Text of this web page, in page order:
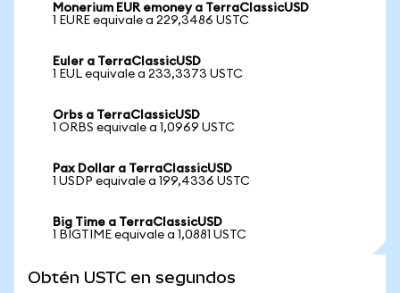
Monerium EUR emoney a TerraClassicUSD
1 EURE equivale a 229,3486 USTC
Euler a TerraClassicUSD
1 EUL equivale a 233,3373 USTC
Orbs a TerraClassicUSD
1 ORBS equivale a 1,0969 USTC
Pax Dollar a TerraClassicUSD
1 USDP equivale a 199,4336 USTC
Big Time a TerraClassicUSD
1 BIGTIME equivale a 1,0881 USTC
Obtén USTC en segundos